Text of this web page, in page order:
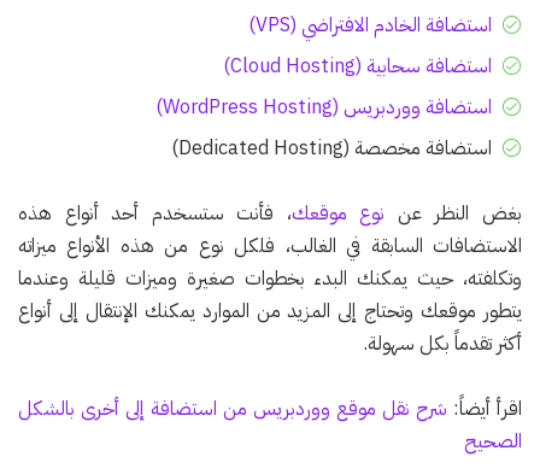
استضافة الخادم الافتراضي (VPS)
استضافة سحابية (Cloud Hosting)
استضافة ووردبريس (WordPress Hosting)
استضافة مخصصة (Dedicated Hosting)
بغض النظر عن نوع موقعك، فأنت ستسخدم أحد أنواع هذه
الاستضافات السابقة في الغالب، فلكل نوع من هذه الأنواع ميزاته
وتكلفته، حيث يمكنك البدء بخطوات صغيرة وميزات قليلة وعندما
يتطور موقعك وتحتاج إلى المزيد من الموارد يمكنك الإنتقال إلى أنواع
أكثر تقدماً بكل سهولة.
اقرأ أيضاً: شرح نقل موقع ووردبريس من استضافة إلى أخرى بالشكل
الصحيح